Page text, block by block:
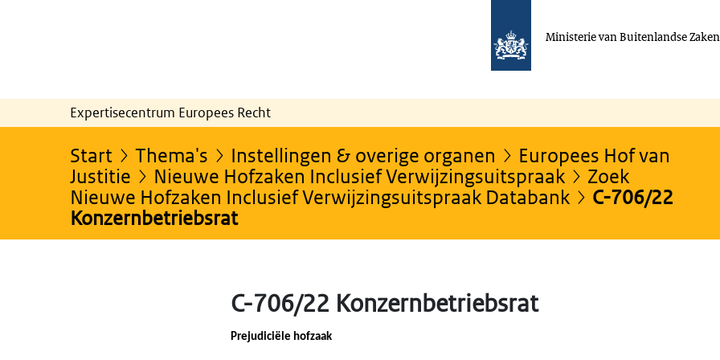
Ministerie van Buitenlandse Zaken
Expertisecentrum Europees Recht
Start Thema's Instellingen & overige organen
Europees Hof van
Justitie
Nieuwe Hofzaken Inclusief Verwijzingsuitspraak
Zoek
Nieuwe Hofzaken Inclusief Verwijzingsuitspraak Databank
C-706/22
Konzernbetriebsrat
C-706/22 Konzernbetriebsrat
Prejudiciële hofzaak